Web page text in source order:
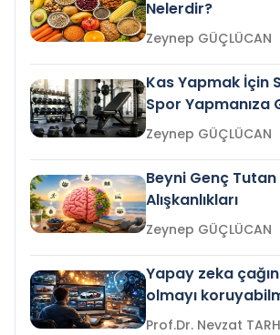
Nelerdir?
Zeynep GÜÇLÜCAN
Kas Yapmak İçin
Spor Yapmanıza
Zeynep GÜÇLÜCAN
Beyni Genç Tutan
Alışkanlıkları
Zeynep GÜÇLÜCAN
Yapay zeka
olmayı
Prof.Dr.